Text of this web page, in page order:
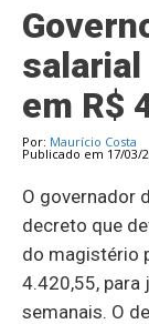
em R$
Por: Maurício Costa
Publicado em 17/03/
O governador
decreto que
do magistério
4.420,55, para
semanais. O